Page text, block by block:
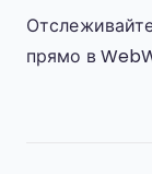
прямо в